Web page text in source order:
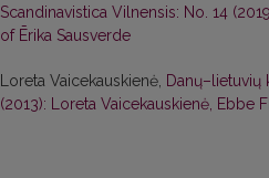
Scandinavistica Vilnensis: No. 14
of Ērika Sausverde
Loreta Vaicekauskienė,
(2013): Loreta Vaicekauskienė,